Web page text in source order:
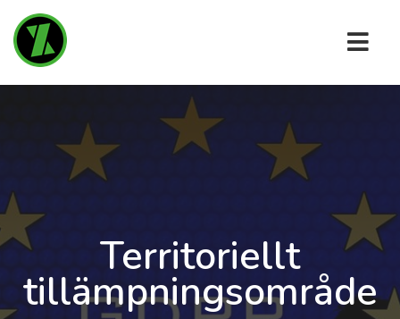
Territoriellt
tillämpningsområde